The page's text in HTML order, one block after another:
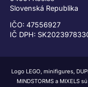
Slovenská Republika
IČO: 47556927
IČ DPH:
Logo LEGO, minifigures,
MINDSTORMS a MIXELS